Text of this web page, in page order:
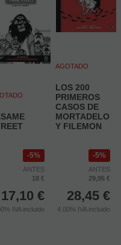
5%
ANTES
18 €
17,10 €
IVA incluido
AGOTADO
LOS 200
PRIMEROS
CASOS DE
MORTADELO
Y FILEMON
5%
ANTES
29,95 €
28,45 €
4.00% IVA incluido